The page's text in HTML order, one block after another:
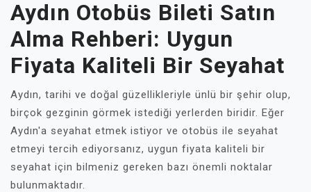
Aydın Otobüs Bileti Satın
Alma Rehberi: Uygun
Fiyata Kaliteli Bir Seyahat
Aydın, tarihi ve doğal güzellikleriyle ünlü bir şehir olup,
birçok gezginin görmek istediği yerlerden biridir. Eğer
Aydın'a seyahat etmek istiyor ve otobüs ile seyahat
etmeyi tercih ediyorsanız, uygun fiyata kaliteli bir
seyahat için bilmeniz gereken bazı önemli noktalar
bulunmaktadır.